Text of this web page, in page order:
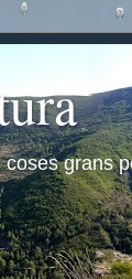
grans